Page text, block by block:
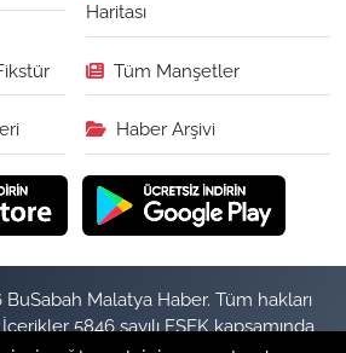
Haritası
Tüm Manşetler
Haber Arşivi
Malatya Haber. Tüm hakları
İçerikler 5846 sayılı FSEK kapsamında